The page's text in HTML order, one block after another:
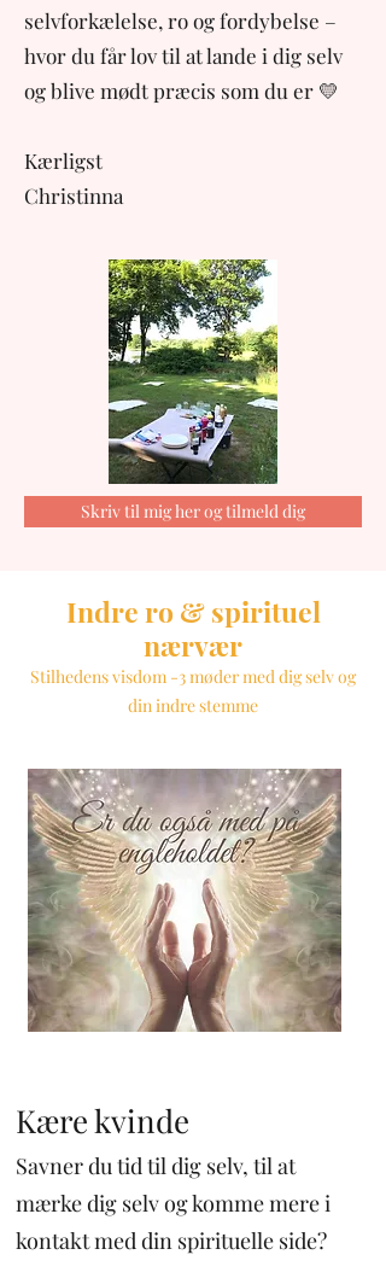
selvforkælelse, ro og fordybelse –
hvor du får lov til at lande i dig selv
og blive mødt præcis som du er 💛
Kærligst
Christinna
Skriv til mig her og tilmeld dig
Indre ro & spirituel
nærvær
Stilhedens visdom -3 møder med dig selv og
din indre stemme
Kære kvinde
Savner du tid til dig selv, til at
mærke dig selv og komme mere i
kontakt med din spirituelle side?